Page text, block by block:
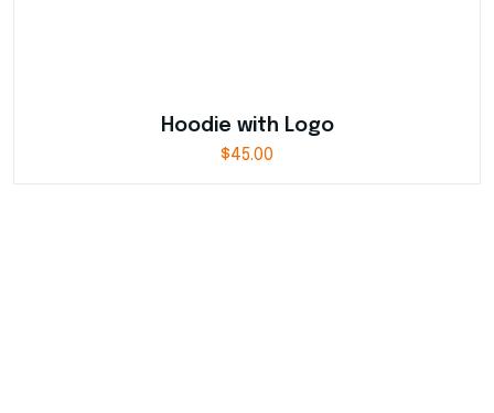
Hoodie with Logo
$45.00